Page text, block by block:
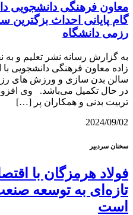
معاون فرهنگی دانشجویی
گام پایانی احداث
رزمی دانشگاه
به گزارش رسانه نشر تعلیم و به
زاده معاون فرهنگی دانشجویی
در حال تکمیل می‌باشد. وی
تربیت بدنی و همکاران پر […]
2024/09/02
سخنان سردبیر
فولاد هرمزگان با
تازه‌ای به توسعه
است